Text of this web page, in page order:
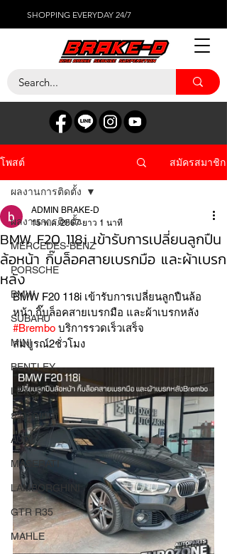
SHOPPING EVERYDAY 24/7
โพสต์ สมัครสมาชิก
ผลงานการติดตั้ง
MERCEDES-BENZ
PORSCHE
BMW
SUBARU
MINI
BENTLEY
LEXUS
ยางรถยนต์
AUDI
MASERATI
LAMBORGHINI
GTR R35
MAHLE
ผลงานการติดตั้ง
BMW F20 118i เข้ารับการเปลี่ยนลูกปืน
ล้อหน้า กิ๊บล็อคสายเบรกมือ และผ้าเบรก
หลัง
ADMIN BRAKE-D
15 พ.ค. 2567 ยาว 1 นาที
BMW F20 118i เข้ารับการเปลี่ยนลูกปืนล้อ
หน้า กิ๊บล็อคสายเบรกมือ และผ้าเบรกหลัง
#Brembo บริการรวดเร็วเสร็จ
สมบูรณ์2ชั่วโมง